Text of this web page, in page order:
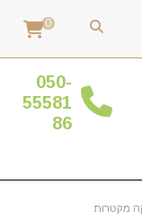
0
050-
55581
86
מקטרות